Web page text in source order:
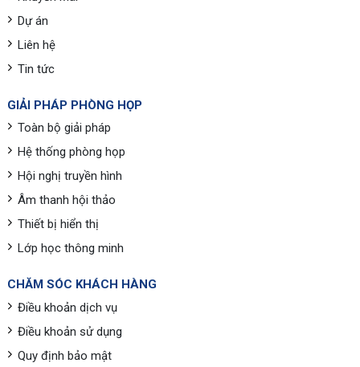
Dự án
Liên hệ
Tin tức
GIẢI PHÁP PHÒNG HỌP
Toàn bộ giải pháp
Hệ thống phòng họp
Hội nghị truyền hình
Âm thanh hội thảo
Thiết bị hiển thị
Lớp học thông minh
CHĂM SÓC KHÁCH HÀNG
Điều khoản dịch vụ
Điều khoản sử dụng
Quy định bảo mật